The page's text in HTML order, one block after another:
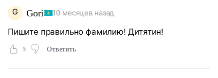
G Gori 10 месяцев назад
Пишите правильно фамилию! Дитятин!
5 Ответить